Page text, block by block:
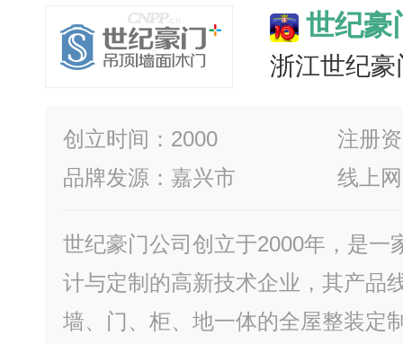
世纪豪
浙江世纪
创立时间：2000
注册
品牌发源：嘉兴市
线上
世纪豪门公司创立于2000年，是一
计与定制的高新技术企业，其产品
墙、门、柜、地一体的全屋整装定